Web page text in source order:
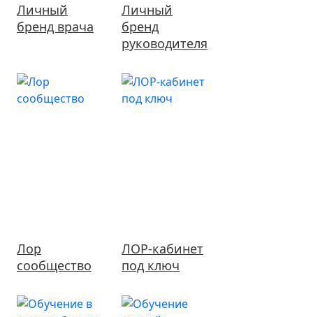
Личный
бренд врача
Личный
бренд
руководителя
Лор
сообщество
ЛОР-кабинет
под ключ